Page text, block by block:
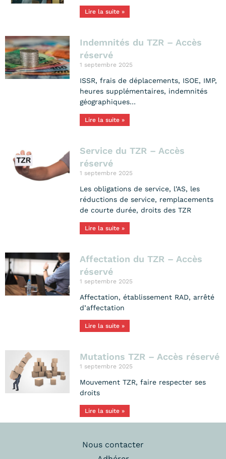
Lire la suite »
Indemnités du TZR – Accès
réservé
1 septembre 2025
ISSR, frais de déplacements, ISOE, IMP,
heures supplémentaires, indemnités
géographiques…
Lire la suite »
Service du TZR – Accès
réservé
1 septembre 2025
Les obligations de service, l’AS, les
réductions de service, remplacements
de courte durée, droits des TZR
Lire la suite »
Affectation du TZR – Accès
réservé
1 septembre 2025
Affectation, établissement RAD, arrêté
d’affectation
Lire la suite »
Mutations TZR – Accès réservé
1 septembre 2025
Mouvement TZR, faire respecter ses
droits
Lire la suite »
Nous contacter